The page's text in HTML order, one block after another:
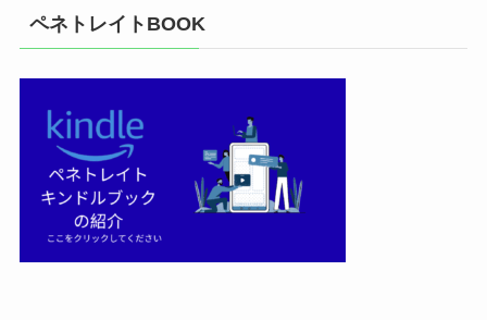
ペネトレイトBOOK